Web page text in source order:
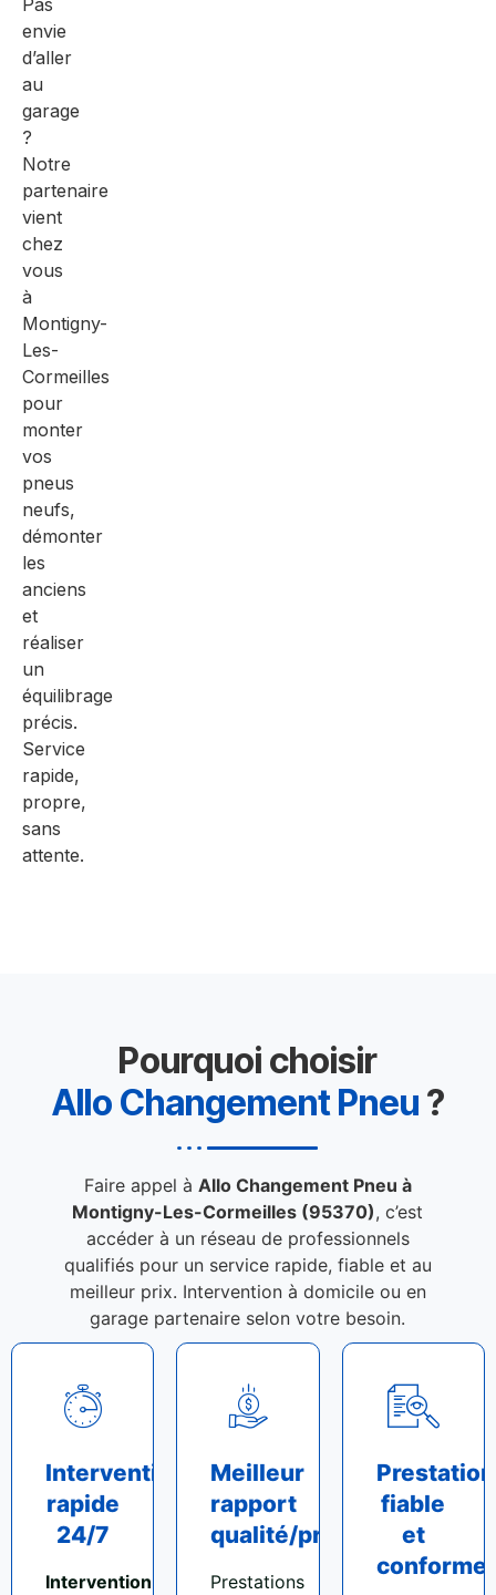
Pas
envie
d’aller
au
garage
?
Notre
partenaire
vient
chez
vous
à
Montigny-
Les-
Cormeilles
pour
monter
vos
pneus
neufs,
démonter
les
anciens
et
réaliser
un
équilibrage
précis.
Service
rapide,
propre,
sans
attente.
Pourquoi choisir
Allo Changement Pneu ?
Faire appel à Allo Changement Pneu à
Montigny-Les-Cormeilles (95370), c’est
accéder à un réseau de professionnels
qualifiés pour un service rapide, fiable et au
meilleur prix. Intervention à domicile ou en
garage partenaire selon votre besoin.
Intervention
rapide
24/7
Intervention
Meilleur
rapport
qualité/prix
Prestations
Prestation
fiable
et
conforme